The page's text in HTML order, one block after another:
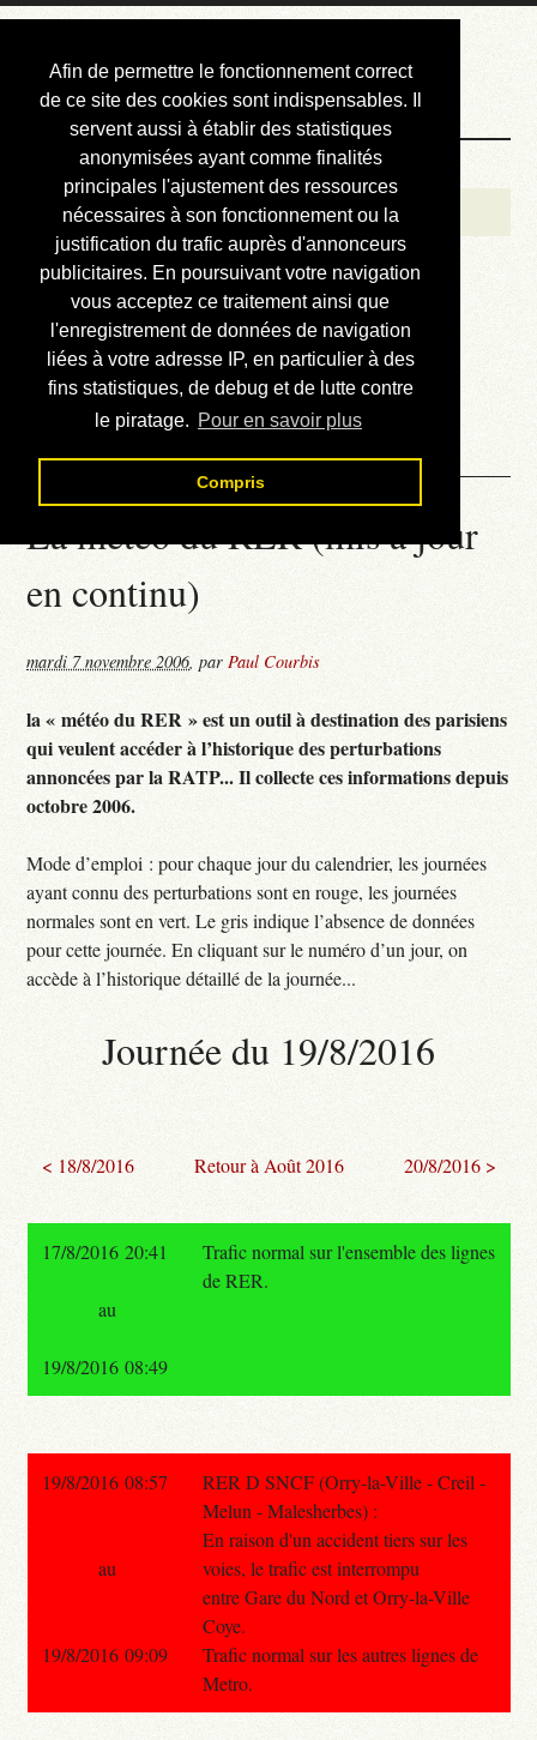
Afin de permettre le fonctionnement correct
de ce site des cookies sont indispensables. Il
servent aussi à établir des statistiques
anonymisées ayant comme finalités
principales l'ajustement des ressources
nécessaires à son fonctionnement ou la
justification du trafic auprès d'annonceurs
publicitaires. En poursuivant votre navigation
vous acceptez ce traitement ainsi que
l'enregistrement de données de navigation
liées à votre adresse IP, en particulier à des
fins statistiques, de debug et de lutte contre
le piratage. Pour en savoir plus
Compris
Courbis, « LE »
Blog Officiel
Bienvenue
Réalisations
Divers (et d’été)
Annonces
Liens externes
Téléchargement
Contact
La météo du RER (mis à jour
en continu)
mardi 7 novembre 2006,parPaul Courbis
la « météo du RER » est un outil à destination des parisiens
qui veulent accéder à l’historique des perturbations
annoncées par la RATP... Il collecte ces informations depuis
octobre 2006.
Mode d’emploi : pour chaque jour du calendrier, les journées
ayant connu des perturbations sont en rouge, les journées
normales sont en vert. Le gris indique l’absence de données
pour cette journée. En cliquant sur le numéro d’un jour, on
accède à l’historique détaillé de la journée...
Journée du 19/8/2016
< 18/8/2016 Retour à Août 2016 20/8/2016 >
17/8/2016 20:41
Trafic normal sur l'ensemble des lignes
de RER.
au
19/8/2016 08:49
19/8/2016 08:57
RER D SNCF (Orry-la-Ville - Creil -
Melun - Malesherbes) :
En raison d'un accident tiers sur les
voies, le trafic est interrompu
entre Gare du Nord et Orry-la-Ville
Coye.
Trafic normal sur les autres lignes de
Metro.
au
19/8/2016 09:09